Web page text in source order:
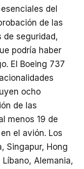
del
de las
de seguridad,
podría haber
El Boeing 737
ocho
de las
menos 19 de
el avión. Los
Singapur, Hong
Alemania,